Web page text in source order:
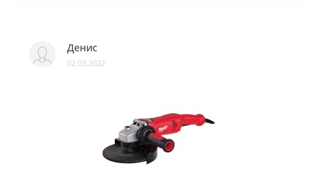
Денис
02.03.2022